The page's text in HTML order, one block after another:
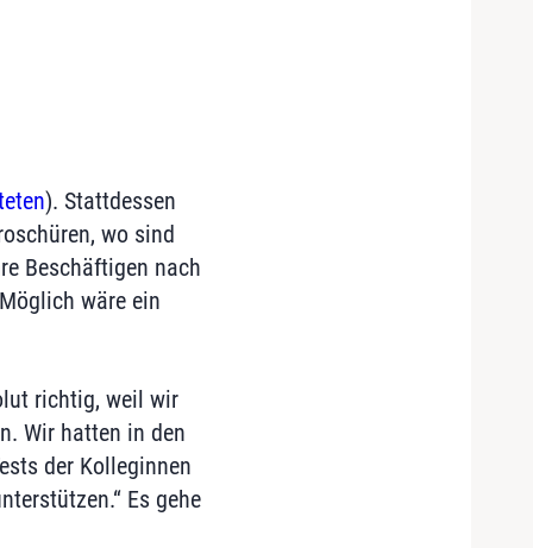
). Stattdessen
wo sind
Beschäftigen nach
wäre ein
richtig, weil wir
Wir hatten in den
der Kolleginnen
Es gehe